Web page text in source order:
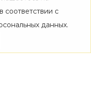
соответствии с
данных.